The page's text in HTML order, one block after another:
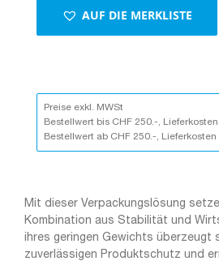
AUF DIE MERKLISTE
Preise exkl. MWSt
Bestellwert bis CHF 250.-,
Bestellwert ab CHF 250.-,
Mit dieser Verpackungslösung
Kombination aus Stabilität und
ihres geringen Gewichts überzeugt
zuverlässigen Produktschutz und